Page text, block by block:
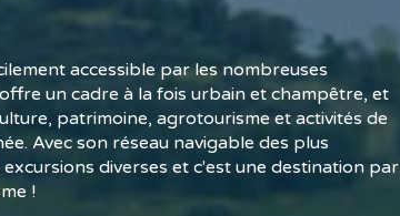
accessible par les nombreuses
un cadre à la fois urbain et champêtre, et
patrimoine, agrotourisme et activités de
Avec son réseau navigable des plus
diverses et c'est une destination par
!